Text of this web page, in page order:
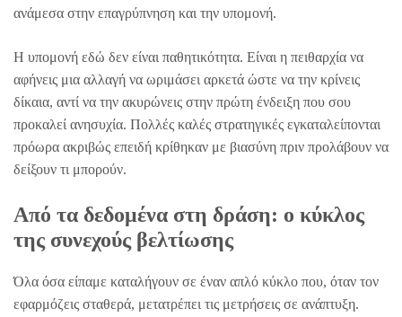
ανάμεσα στην επαγρύπνηση και την υπομονή.
Η υπομονή εδώ δεν είναι παθητικότητα. Είναι η πειθαρχία να
αφήνεις μια αλλαγή να ωριμάσει αρκετά ώστε να την κρίνεις
δίκαια, αντί να την ακυρώνεις στην πρώτη ένδειξη που σου
προκαλεί ανησυχία. Πολλές καλές στρατηγικές εγκαταλείπονται
πρόωρα ακριβώς επειδή κρίθηκαν με βιασύνη πριν προλάβουν να
δείξουν τι μπορούν.
Από τα δεδομένα στη δράση: ο κύκλος
της συνεχούς βελτίωσης
Όλα όσα είπαμε καταλήγουν σε έναν απλό κύκλο που, όταν τον
εφαρμόζεις σταθερά, μετατρέπει τις μετρήσεις σε ανάπτυξη.